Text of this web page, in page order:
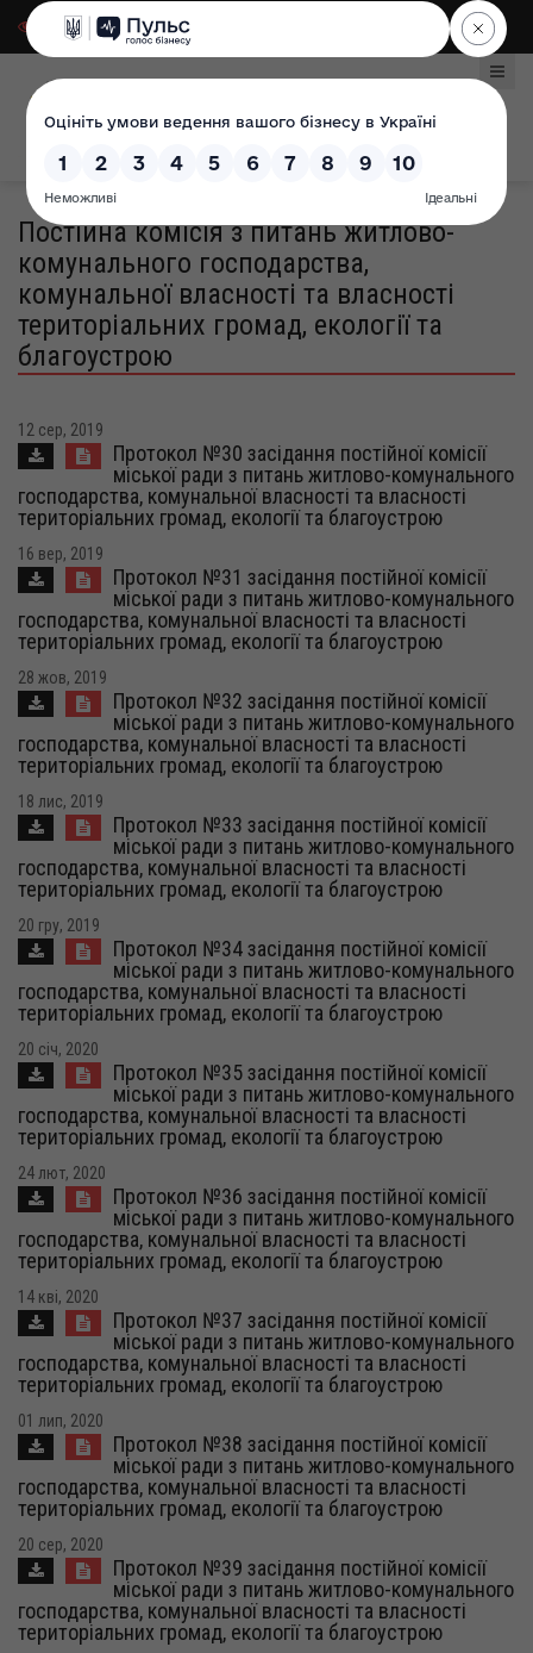
Для слабозорих|
Постійна комісія з питань житлово-
комунального господарства,
комунальної власності та власності
територіальних громад, екології та
благоустрою
12 сер, 2019
Протокол №30 засідання постійної комісії
міської ради з питань житлово-комунального
господарства, комунальної власності та власності
територіальних громад, екології та благоустрою
16 вер, 2019
Протокол №31 засідання постійної комісії
міської ради з питань житлово-комунального
господарства, комунальної власності та власності
територіальних громад, екології та благоустрою
28 жов, 2019
Протокол №32 засідання постійної комісії
міської ради з питань житлово-комунального
господарства, комунальної власності та власності
територіальних громад, екології та благоустрою
18 лис, 2019
Протокол №33 засідання постійної комісії
міської ради з питань житлово-комунального
господарства, комунальної власності та власності
територіальних громад, екології та благоустрою
20 гру, 2019
Протокол №34 засідання постійної комісії
міської ради з питань житлово-комунального
господарства, комунальної власності та власності
територіальних громад, екології та благоустрою
20 січ, 2020
Протокол №35 засідання постійної комісії
міської ради з питань житлово-комунального
господарства, комунальної власності та власності
територіальних громад, екології та благоустрою
24 лют, 2020
Протокол №36 засідання постійної комісії
міської ради з питань житлово-комунального
господарства, комунальної власності та власності
територіальних громад, екології та благоустрою
14 кві, 2020
Протокол №37 засідання постійної комісії
міської ради з питань житлово-комунального
господарства, комунальної власності та власності
територіальних громад, екології та благоустрою
01 лип, 2020
Протокол №38 засідання постійної комісії
міської ради з питань житлово-комунального
господарства, комунальної власності та власності
територіальних громад, екології та благоустрою
20 сер, 2020
Протокол №39 засідання постійної комісії
міської ради з питань житлово-комунального
господарства, комунальної власності та власності
територіальних громад, екології та благоустрою